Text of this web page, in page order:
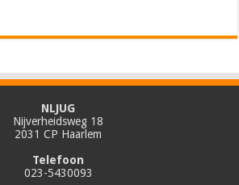
NLJUG
Nijverheidsweg 18
2031 CP Haarlem
Telefoon
023-5430093